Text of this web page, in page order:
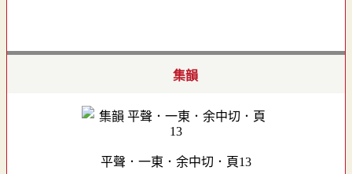
集韻
平聲．一東．余中切．頁13